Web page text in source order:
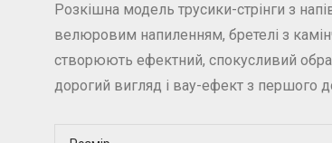
Розкішна модель трусики-стрінги з
велюровим напиленням, бретелі з
створюють ефектний, спокусливий
дорогий вигляд і вау-ефект з першого